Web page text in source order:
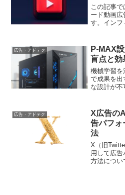
この記事
ード動画広
す。インフ
最適化を
します。
広告・アドテク
P-MAX
盲点と効
機械学習を
で成果を出
な設計が
広告・アドテク
X広告の
告パフォ
法
X（旧
用して広
方法につい